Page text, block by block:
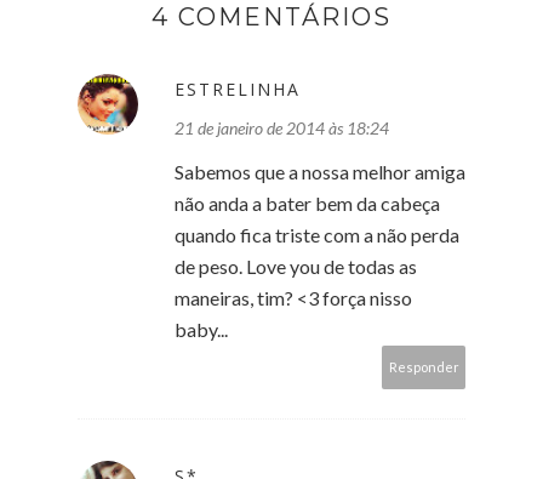
4 COMENTÁRIOS
ESTRELINHA
21 de janeiro de 2014 às 18:24
Sabemos que a nossa melhor amiga
não anda a bater bem da cabeça
quando fica triste com a não perda
de peso. Love you de todas as
maneiras, tim? <3 força nisso
baby...
Responder